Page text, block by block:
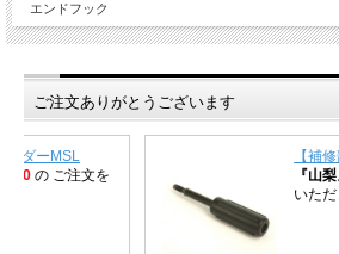
エンドフック
ご注文ありがとうございます